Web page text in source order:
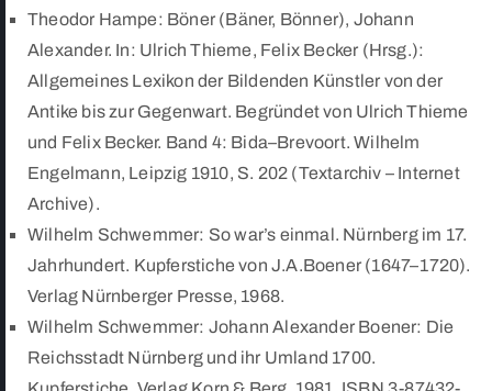
Theodor Hampe: Böner (Bäner, Bönner), Johann
Alexander. In: Ulrich Thieme, Felix Becker (Hrsg.):
Allgemeines Lexikon der Bildenden Künstler von der
Antike bis zur Gegenwart. Begründet von Ulrich Thieme
und Felix Becker. Band 4: Bida–Brevoort. Wilhelm
Engelmann, Leipzig 1910, S. 202 (Textarchiv – Internet
Archive).
Wilhelm Schwemmer: So war’s einmal. Nürnberg im 17.
Jahrhundert. Kupferstiche von J.A.Boener (1647–1720).
Verlag Nürnberger Presse, 1968.
Wilhelm Schwemmer: Johann Alexander Boener: Die
Reichsstadt Nürnberg und ihr Umland 1700.